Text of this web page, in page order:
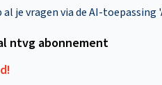
je vragen via de AI-toepassing
ntvg abonnement